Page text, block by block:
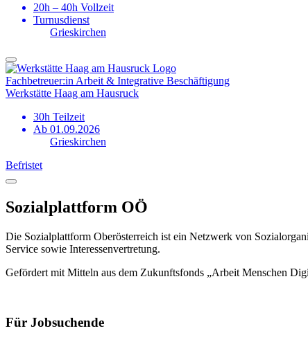
20h – 40h Vollzeit
Turnusdienst
Grieskirchen
Fachbetreuer:in Arbeit & Integrative Beschäftigung
Werkstätte Haag am Hausruck
30h Teilzeit
Ab 01.09.2026
Grieskirchen
Befristet
Sozialplattform OÖ
Die Sozialplattform Oberösterreich ist ein Netzwerk von
Service sowie Interessenvertretung.
Gefördert mit Mitteln aus dem Zukunftsfonds „Arbeit Menschen
Für Jobsuchende